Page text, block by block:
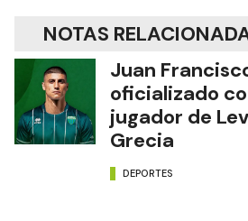
NOTAS
Juan
oficializado
jugador de
Grecia
DEPORTES